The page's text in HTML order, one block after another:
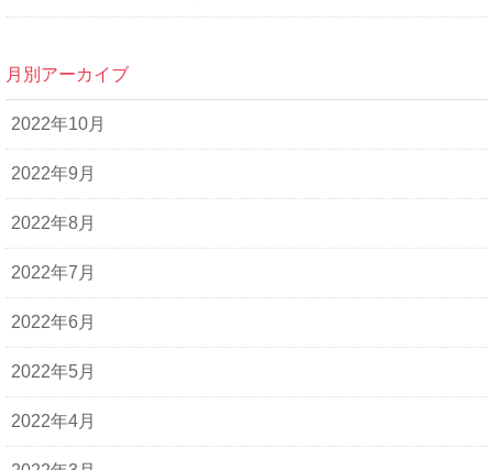
月別アーカイブ
2022年10月
2022年9月
2022年8月
2022年7月
2022年6月
2022年5月
2022年4月